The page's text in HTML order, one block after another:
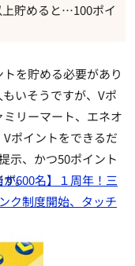
貯めると…100ポイ
を貯める必要があり
いそうですが、Vポ
リーマート、エネオ
ポイントをできるだ
示、かつ50ポイント
す。600名】１周年！三
ク制度開始、タッチ